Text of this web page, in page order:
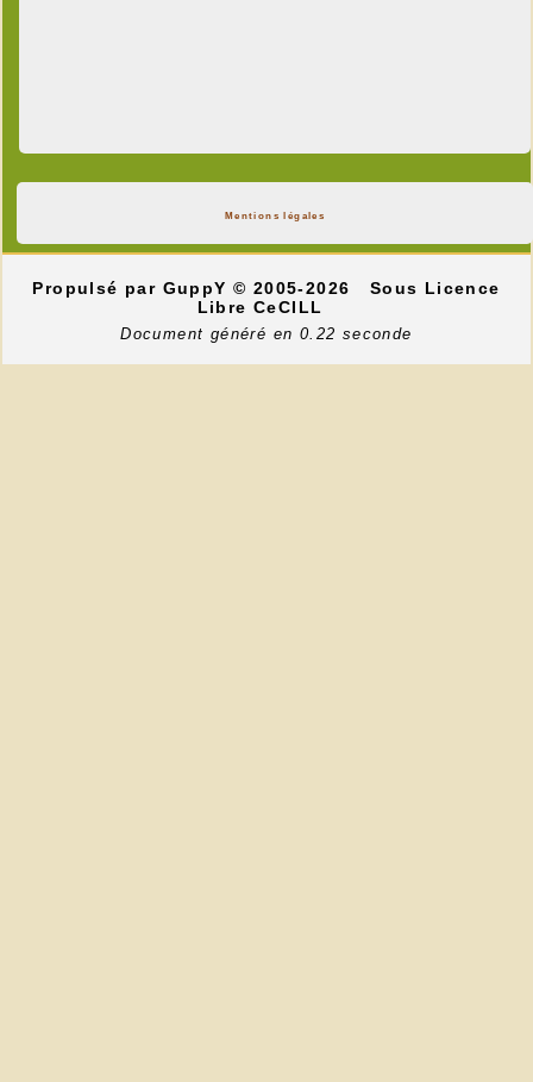
Mentions légales
Propulsé par GuppY© 2005-2026
Sous Licence
Libre CeCILL
Document généré en 0.22 seconde